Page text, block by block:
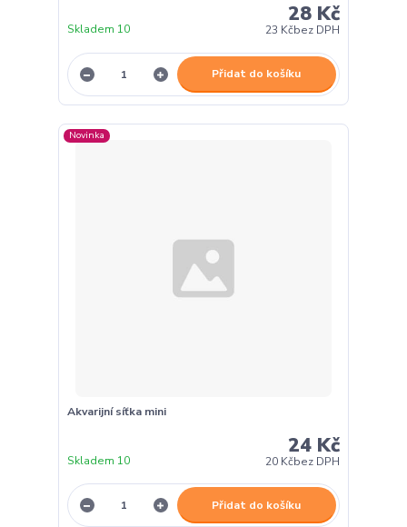
28 Kč
23 Kčbez DPH
Skladem 10
Přidat do košíku
Novinka
Akvarijní síťka mini
24 Kč
20 Kčbez DPH
Skladem 10
Přidat do košíku